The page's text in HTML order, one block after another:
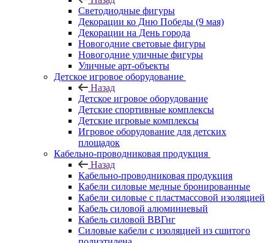
Светодиодные фигуры
Декорации ко Дню Победы (9 мая)
Декорации на День города
Новогодние световые фигуры
Новогодние уличные фигуры
Уличные арт-объекты
Детское игровое оборудование
Назад
Детское игровое оборудование
Детские спортивные комплексы
Детские игровые комплексы
Игровое оборудование для детских
площадок
Кабельно-проводниковая продукция
Назад
Кабельно-проводниковая продукция
Кабели силовые медные бронированные
Кабели силовые с пластмассовой изоляцией
Кабель силовой алюминиевый
Кабель силовой ВВГнг
Силовые кабели с изоляцией из сшитого